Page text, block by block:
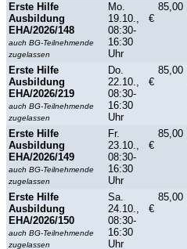
Erste Hilfe
Ausbildung
EHA/2026/148
auch BG-Teilnehmende
zugelassen
Mo.
19.10.,
08:30-
16:30
Uhr
85,00
€
Erste Hilfe
Ausbildung
EHA/2026/219
auch BG-Teilnehmende
zugelassen
Do.
22.10.,
08:30-
16:30
Uhr
85,00
€
Erste Hilfe
Ausbildung
EHA/2026/149
auch BG-Teilnehmende
zugelassen
Fr.
23.10.,
08:30-
16:30
Uhr
85,00
€
Erste Hilfe
Ausbildung
EHA/2026/150
auch BG-Teilnehmende
zugelassen
Sa.
24.10.,
08:30-
16:30
Uhr
85,00
€